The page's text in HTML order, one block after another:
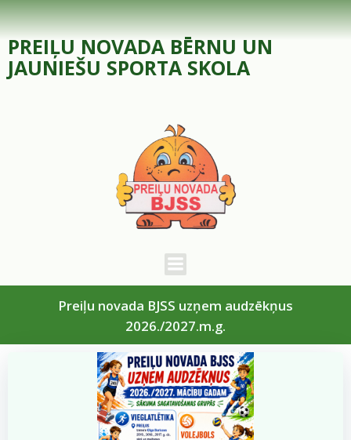
Skip
to
content
PREIĻU NOVADA BĒRNU UN
JAUNIEŠU SPORTA SKOLA
Preiļu novada BJSS uzņem audzēkņus
2026./2027.m.g.